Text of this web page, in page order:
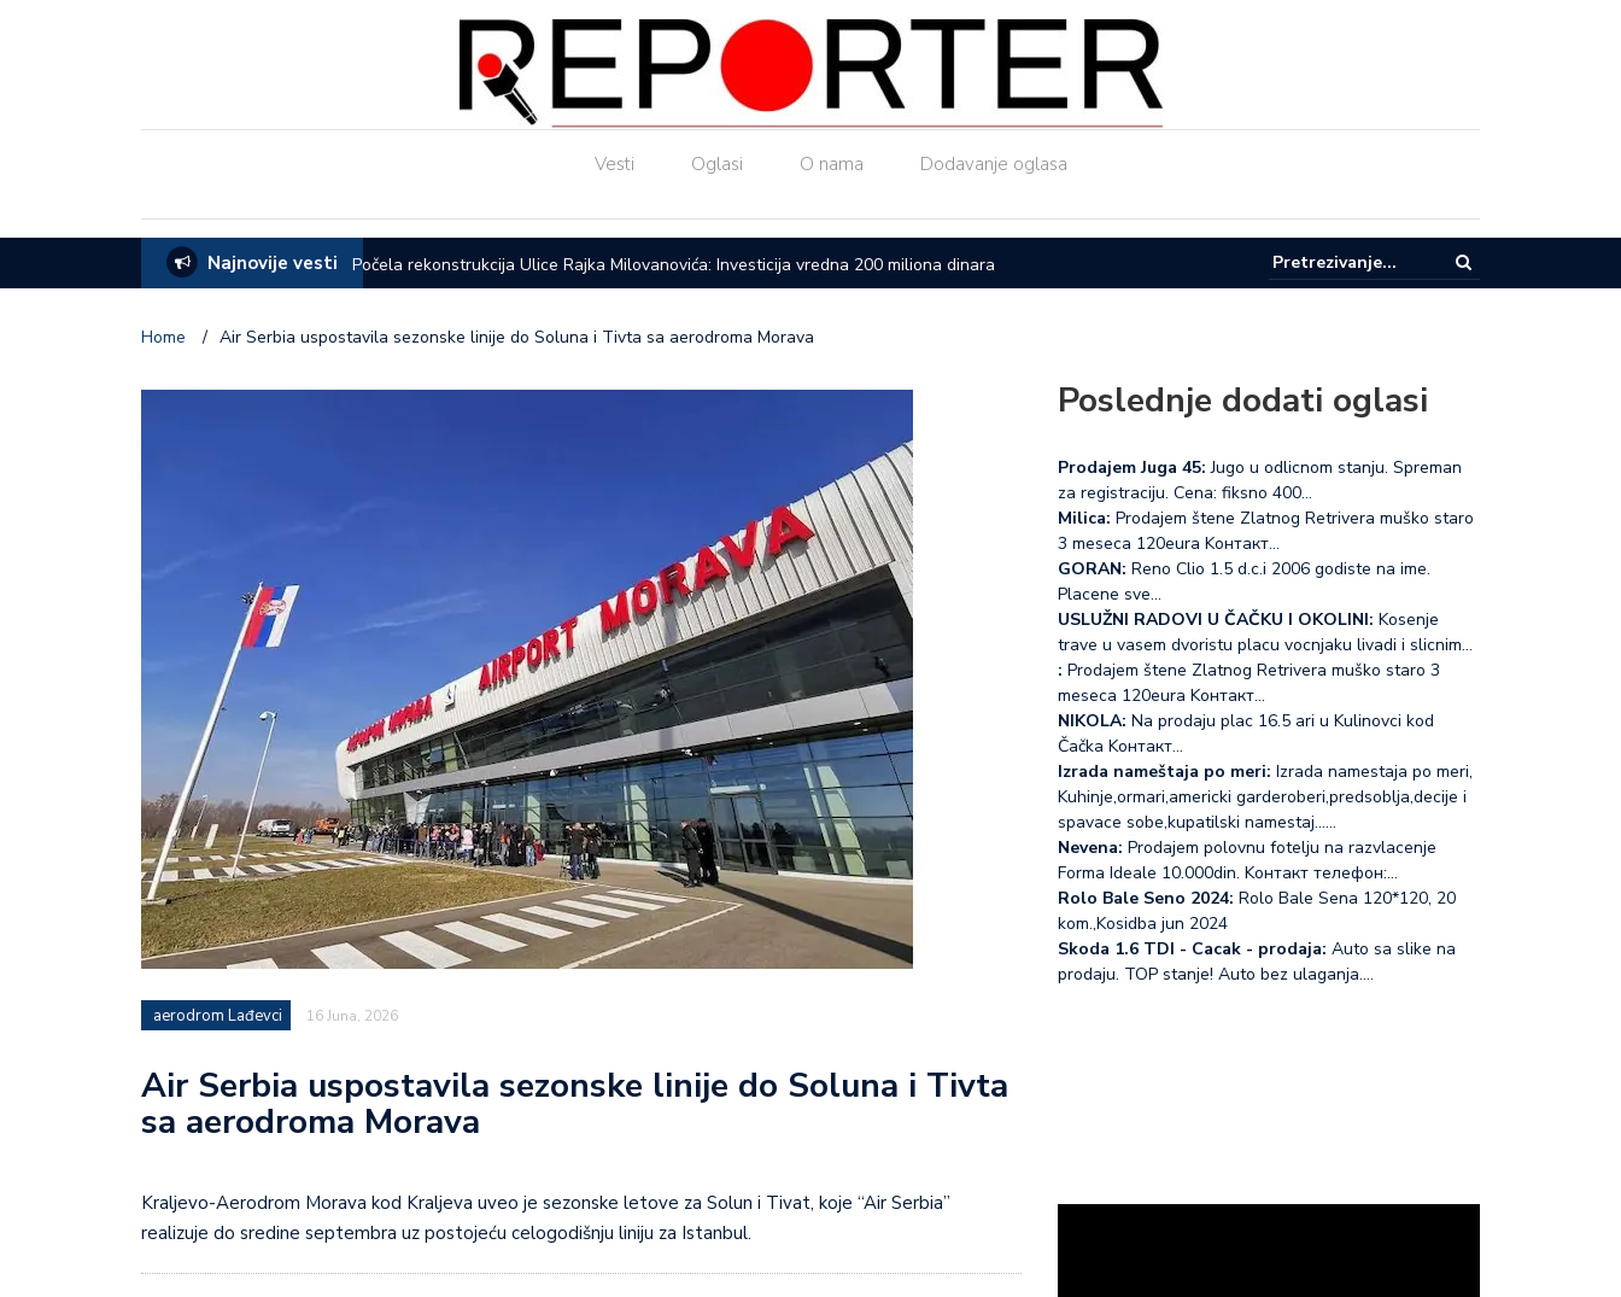
Vesti Oglasi O nama Dodavanje oglasa
Najnovije vesti Počela rekonstrukcija Ulice Rajka Milovanovića: Investicija vredna 200 miliona dinara Upućen apel za racionalnu potrošnju vode u Lučanima
Home / Air Serbia uspostavila sezonske linije do Soluna i Tivta sa aerodroma Morava
aerodrom Lađevci 16 Juna, 2026
Air Serbia uspostavila sezonske linije do Soluna i Tivta
sa aerodroma Morava
Kraljevo-Aerodrom Morava kod Kraljeva uveo je sezonske letove za Solun i Tivat, koje “Air Serbia”
realizuje do sredine septembra uz postojeću celogodišnju liniju za Istanbul.
Poslednje dodati oglasi
Prodajem Juga 45: Jugo u odlicnom stanju. Spreman
za registraciju. Cena: fiksno 400…
Milica: Prodajem štene Zlatnog Retrivera muško staro
3 meseca 120eura Koнтакт…
GORAN: Reno Clio 1.5 d.c.i 2006 godiste na ime.
Placene sve…
USLUŽNI RADOVI U ČAČKU I OKOLINI: Kosenje
trave u vasem dvoristu placu vocnjaku livadi i slicnim…
: Prodajem štene Zlatnog Retrivera muško staro 3
meseca 120eura Koнтакт…
NIKOLA: Na prodaju plac 16.5 ari u Kulinovci kod
Čačka Koнтакт…
Izrada nameštaja po meri: Izrada namestaja po meri,
Kuhinje,ormari,americki garderoberi,predsoblja,decije i
spavace sobe,kupatilski namestaj...…
Nevena: Prodajem polovnu fotelju na razvlacenje
Forma Ideale 10.000din. Koнтакт телефон:…
Rolo Bale Seno 2024: Rolo Bale Sena 120*120, 20
kom.,Kosidba jun 2024
Skoda 1.6 TDI - Cacak - prodaja: Auto sa slike na
prodaju. TOP stanje! Auto bez ulaganja.…